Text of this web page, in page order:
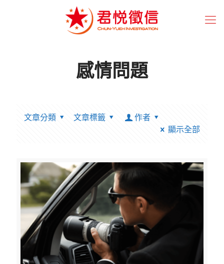
感情問題
文章分類 文章標籤
作者
顯示全部